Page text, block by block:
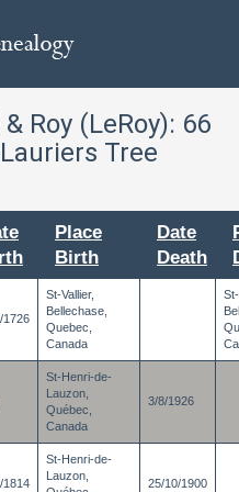
Roy (LeRoy): 66
Tree
Place
Birth
Date
Death
1726
St-Vallier,
Bellechase,
Quebec,
Canada
St-Henri-de-
Lauzon,
Québec,
Canada
3/8/1926
1814
St-Henri-de-
Lauzon,
25/10/1900